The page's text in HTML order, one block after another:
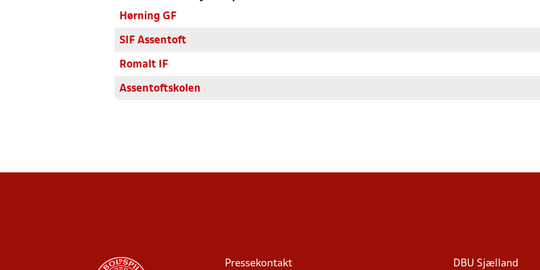
Hørning GF
SIF Assentoft
Romalt IF
Assentoftskolen
Pressekontakt DBU Sjælland